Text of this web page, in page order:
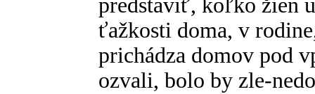
predstaviť, koľko žien
ťažkosti doma, v
prichádza domov pod
ozvali, bolo by zle-